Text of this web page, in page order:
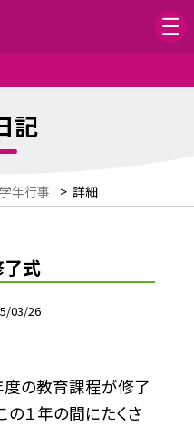
記
年行事 > 詳細
了式
03/26
度の教育課程が修了
の１年の間にたくさ